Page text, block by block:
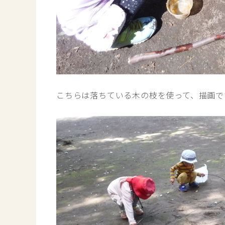
こちらは落ちている木の枝を使って、描画